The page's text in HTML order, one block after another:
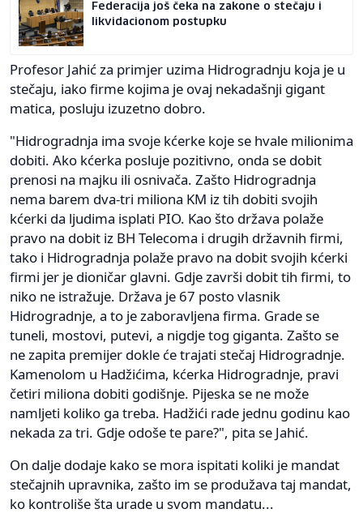
Federacija još čeka na zakone o stečaju i
likvidacionom postupku
Profesor Jahić za primjer uzima Hidrogradnju koja je u
stečaju, iako firme kojima je ovaj nekadašnji gigant
matica, posluju izuzetno dobro.
"Hidrogradnja ima svoje kćerke koje se hvale milionima
dobiti. Ako kćerka posluje pozitivno, onda se dobit
prenosi na majku ili osnivača. Zašto Hidrogradnja
nema barem dva-tri miliona KM iz tih dobiti svojih
kćerki da ljudima isplati PIO. Kao što država polaže
pravo na dobit iz BH Telecoma i drugih državnih firmi,
tako i Hidrogradnja polaže pravo na dobit svojih kćerki
firmi jer je dioničar glavni. Gdje završi dobit tih firmi, to
niko ne istražuje. Država je 67 posto vlasnik
Hidrogradnje, a to je zaboravljena firma. Grade se
tuneli, mostovi, putevi, a nigdje tog giganta. Zašto se
ne zapita premijer dokle će trajati stečaj Hidrogradnje.
Kamenolom u Hadžićima, kćerka Hidrogradnje, pravi
četiri miliona dobiti godišnje. Pijeska se ne može
namljeti koliko ga treba. Hadžići rade jednu godinu kao
nekada za tri. Gdje odoše te pare?", pita se Jahić.
On dalje dodaje kako se mora ispitati koliki je mandat
stečajnih upravnika, zašto im se produžava taj mandat,
ko kontroliše šta urade u svom mandatu...